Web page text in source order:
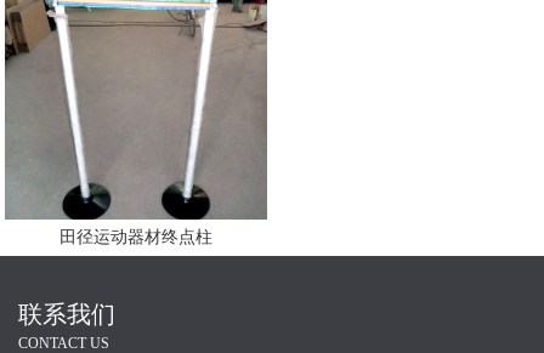
田径运动器材终点柱
联系我们
CONTACT US